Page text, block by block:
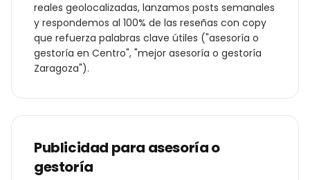
reales geolocalizadas, lanzamos posts semanales
y respondemos al 100% de las reseñas con copy
que refuerza palabras clave útiles ("asesoría o
gestoría en Centro", "mejor asesoría o gestoría
Zaragoza").
Publicidad para asesoría o
gestoría